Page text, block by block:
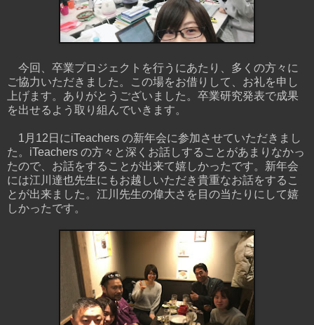
今回、卒業プロジェクトを行うにあたり、多くの方々に
ご協力いただきました。この場をお借りして、お礼を申し
上げます。ありがとうございました。卒業研究発表で成果
を出せるよう取り組んでいきます。
1月12日にiTeachers の新年会に参加させていただきまし
た。iTeachers の方々と深くお話しすることがあまりなかっ
たので、お話をすることが出来て嬉しかったです。新年会
には江川達也先生にもお越しいただき貴重なお話をするこ
とが出来ました。江川先生の偉大さを目の当たりにして嬉
しかったです。